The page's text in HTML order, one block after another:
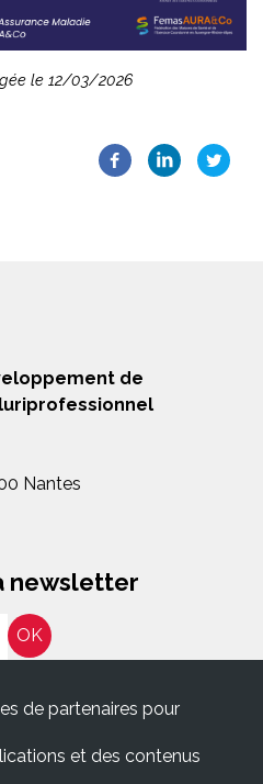
le 12/03/2026
de
Nantes
newsletter
j’accepte que les informations
les finalités décrites dans la page
de partenaires pour
et des contenus